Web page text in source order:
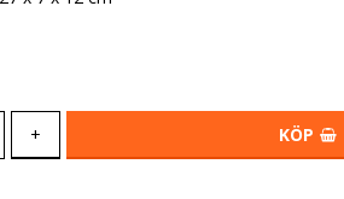
+ KÖP